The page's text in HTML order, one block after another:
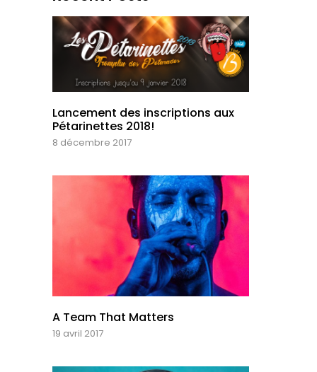
Lancement des inscriptions aux
Pétarinettes 2018!
8 décembre 2017
A Team That Matters
19 avril 2017